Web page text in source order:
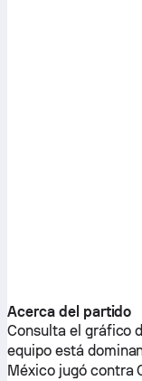
Acerca del partido
Consulta el gráfico
equipo está
Méxicojugó contra